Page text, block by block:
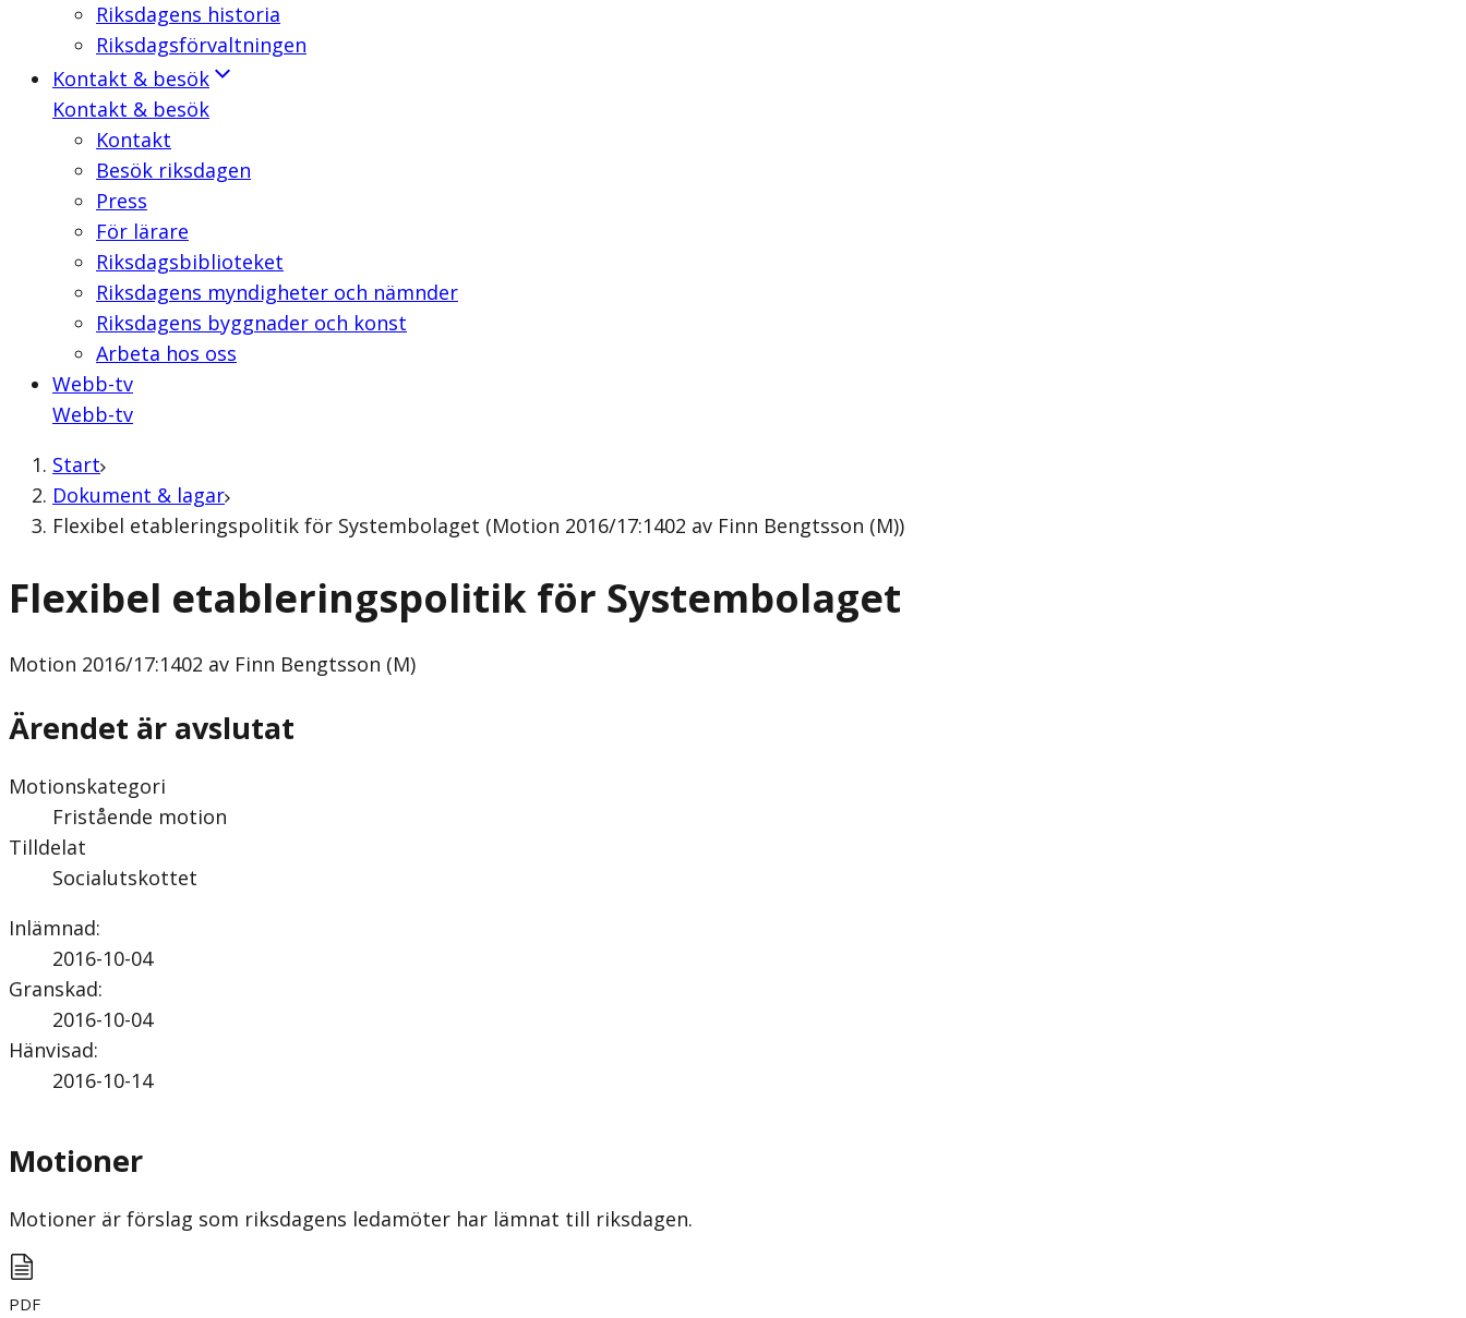
Riksdagens historia
Riksdagsförvaltningen
Kontakt & besök
Kontakt & besök
Kontakt
Besök riksdagen
Press
För lärare
Riksdagsbiblioteket
Riksdagens myndigheter och nämnder
Riksdagens byggnader och konst
Arbeta hos oss
Webb-tv
Webb-tv
Start
Dokument & lagar
Flexibel etableringspolitik för Systembolaget (Motion 2016/17:1402 av Finn Bengtsson (M))
Flexibel etableringspolitik för Systembolaget
Motion 2016/17:1402 av Finn Bengtsson (M)
Ärendet är avslutat
Motionskategori
Fristående motion
Tilldelat
Socialutskottet
Inlämnad:
2016-10-04
Granskad:
2016-10-04
Hänvisad:
2016-10-14
Motioner
Motioner är förslag som riksdagens ledamöter har lämnat till riksdagen.
PDF